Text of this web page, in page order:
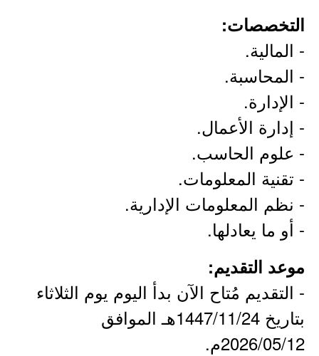
التخصصات:
- المالية.
- المحاسبة.
- الإدارة.
- إدارة الأعمال.
- علوم الحاسب.
- تقنية المعلومات.
- نظم المعلومات الإدارية.
- أو ما يعادلها.
موعد التقديم:
- التقديم مُتاح الآن بدأ اليوم يوم الثلاثاء
بتاريخ 1447/11/24هـ الموافق
2026/05/12م.